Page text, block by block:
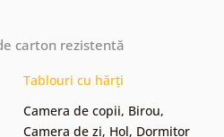
carton rezistentă
Tablouri cu hărți
Camera de copii, Birou,
Camera de zi, Hol, Dormitor